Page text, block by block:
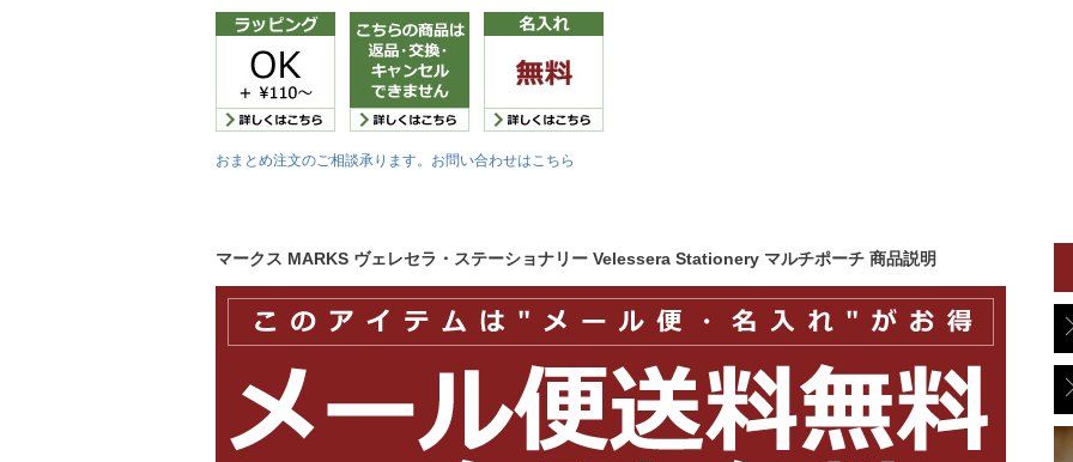
おまとめ注文のご相談承ります。お問い合わせはこちら
マークス MARKS ヴェレセラ・ステーショナリー Velessera Stationery マルチポーチ 商品説明